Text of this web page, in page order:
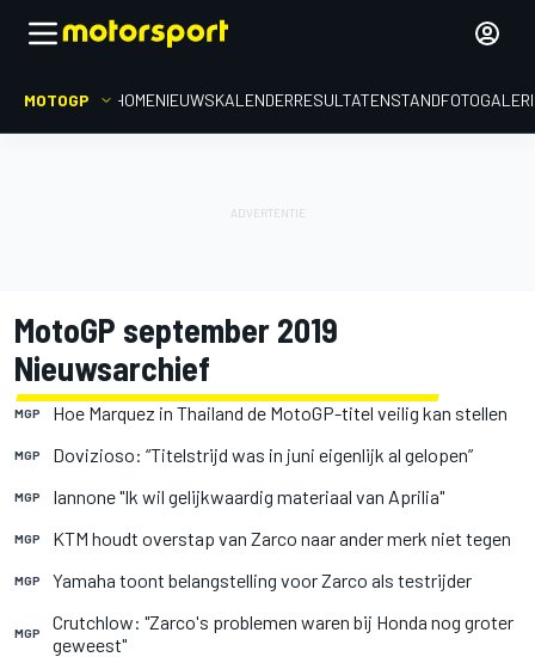
MOTOGP HOMENIEUWSKALENDERRESULTATENSTAND
MotoGP september 2019
Nieuwsarchief
MGP Hoe Marquez in Thailand de MotoGP-titel veilig kan stellen
MGP Dovizioso: “Titelstrijd was in juni eigenlijk al gelopen”
MGP Iannone "Ik wil gelijkwaardig materiaal van Aprilia"
MGP KTM houdt overstap van Zarco naar ander merk niet tegen
MGP Yamaha toont belangstelling voor Zarco als testrijder
MGP
Crutchlow: "Zarco's problemen waren bij Honda nog groter
geweest"